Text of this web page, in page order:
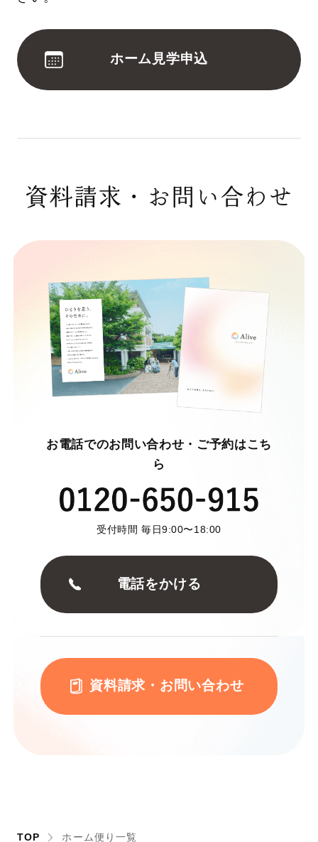
ホーム見学申込
資料請求・お問い合わせ
お電話でのお問い合わせ・ご予約はこち
ら
受付時間 毎日9:00〜18:00
電話をかける
資料請求・お問い合わせ
TOP ホーム便り一覧